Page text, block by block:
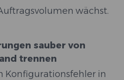
wächst.
sauber von
trennen
Konfigurationsfehler in